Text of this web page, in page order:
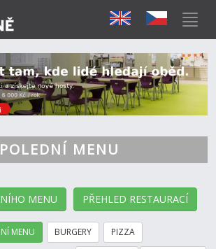
POLEDNÍ MENU
MENU PŘEHLED RESTAURACÍ
MENU BURGERY PIZZA